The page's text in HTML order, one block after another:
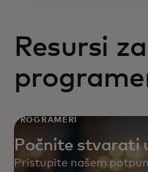
Resursi za
PROGRAMERI
Počnite stvarati
Pristupite našem